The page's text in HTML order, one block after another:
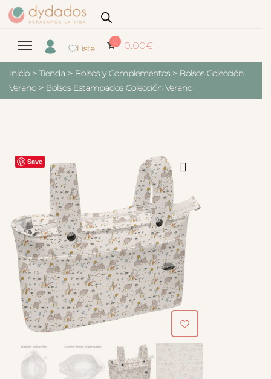
Lista
0 0.00€
Inicio > Tienda > Bolsos y Complementos > Bolsos Colección
Verano > Bolsos Estampados Colección Verano
Save